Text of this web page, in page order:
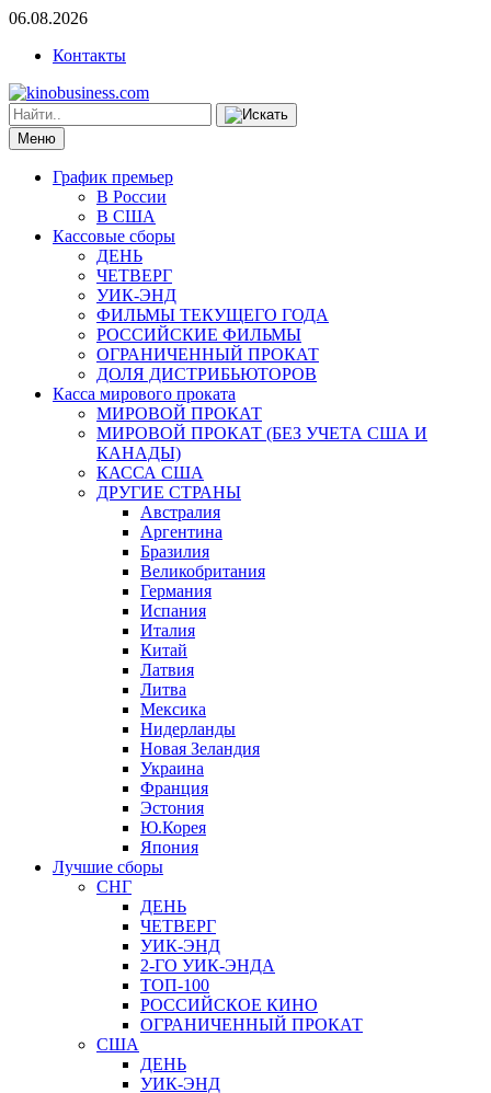
06.08.2026
Контакты
Меню
График премьер
В России
В США
Кассовые сборы
ДЕНЬ
ЧЕТВЕРГ
УИК-ЭНД
ФИЛЬМЫ ТЕКУЩЕГО ГОДА
РОССИЙСКИЕ ФИЛЬМЫ
ОГРАНИЧЕННЫЙ ПРОКАТ
ДОЛЯ ДИСТРИБЬЮТОРОВ
Касса мирового проката
МИРОВОЙ ПРОКАТ
МИРОВОЙ ПРОКАТ (БЕЗ УЧЕТА США И
КАНАДЫ)
КАССА США
ДРУГИЕ СТРАНЫ
Австралия
Аргентина
Бразилия
Великобритания
Германия
Испания
Италия
Китай
Латвия
Литва
Мексика
Нидерланды
Новая Зеландия
Украина
Франция
Эстония
Ю.Корея
Япония
Лучшие сборы
СНГ
ДЕНЬ
ЧЕТВЕРГ
УИК-ЭНД
2-ГО УИК-ЭНДА
ТОП-100
РОССИЙСКОЕ КИНО
ОГРАНИЧЕННЫЙ ПРОКАТ
США
ДЕНЬ
УИК-ЭНД